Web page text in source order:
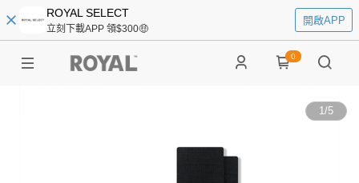
ROYAL SELECT
立刻下載APP 領$300🤑
開啟APP
0
1/5